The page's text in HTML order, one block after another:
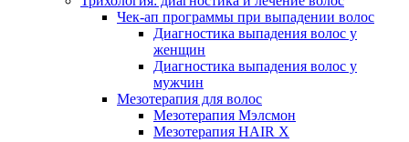
Чек-ап программы при выпадении волос
Диагностика выпадения волос у
женщин
Диагностика выпадения волос у
мужчин
Мезотерапия для волос
Мезотерапия Мэлсмон
Мезотерапия HAIR X